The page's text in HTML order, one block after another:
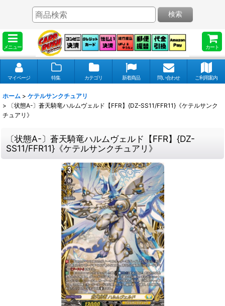
メニュー カート
検索
マイページ 特集 カテゴリ 新着商品 問い合わせ ご利用案内
ホーム > ケテルサンクチュアリ
>
〔状態A-〕蒼天騎竜ハルムヴェルド【FFR】{DZ-SS11/FFR11}《ケテルサンク
チュアリ》
〔状態A-〕蒼天騎竜ハルムヴェルド【FFR】{DZ-
SS11/FFR11}《ケテルサンクチュアリ》